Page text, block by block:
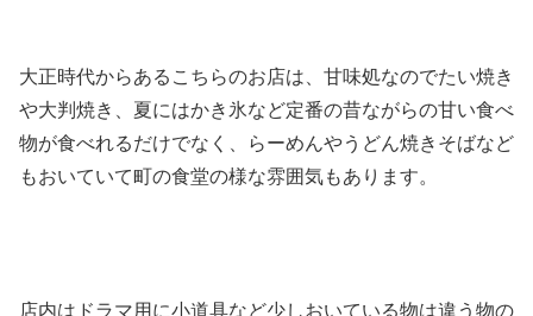
大正時代からあるこちらのお店は、甘味処なのでたい焼き
や大判焼き、夏にはかき氷など定番の昔ながらの甘い食べ
物が食べれるだけでなく、らーめんやうどん焼きそばなど
もおいていて町の食堂の様な雰囲気もあります。
店内はドラマ用に小道具など少しおいている物は違う物の